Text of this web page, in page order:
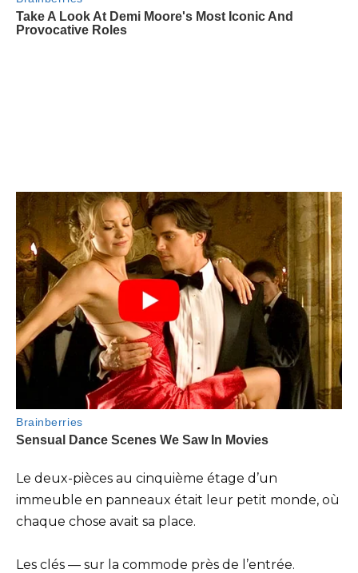
Le deux-pièces au cinquième étage d’un
immeuble en panneaux était leur petit monde, où
chaque chose avait sa place.
Les clés — sur la commode près de l’entrée.